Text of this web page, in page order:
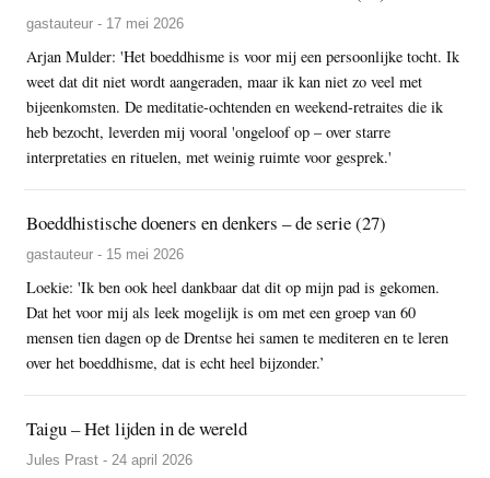
gastauteur - 17 mei 2026
Arjan Mulder: 'Het boeddhisme is voor mij een persoonlijke tocht. Ik
weet dat dit niet wordt aangeraden, maar ik kan niet zo veel met
bijeenkomsten. De meditatie-ochtenden en weekend-retraites die ik
heb bezocht, leverden mij vooral 'ongeloof op – over starre
interpretaties en rituelen, met weinig ruimte voor gesprek.'
Boeddhistische doeners en denkers – de serie (27)
gastauteur - 15 mei 2026
Loekie: 'Ik ben ook heel dankbaar dat dit op mijn pad is gekomen.
Dat het voor mij als leek mogelijk is om met een groep van 60
mensen tien dagen op de Drentse hei samen te mediteren en te leren
over het boeddhisme, dat is echt heel bijzonder.’
Taigu – Het lijden in de wereld
Jules Prast - 24 april 2026